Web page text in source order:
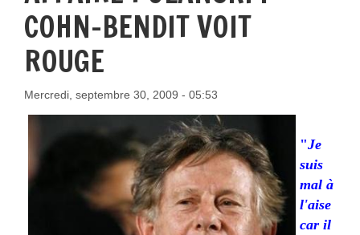
COHN-BENDIT VOIT
ROUGE
Mercredi, septembre 30, 2009 - 05:53
"Je
suis
mal à
l'aise
car il